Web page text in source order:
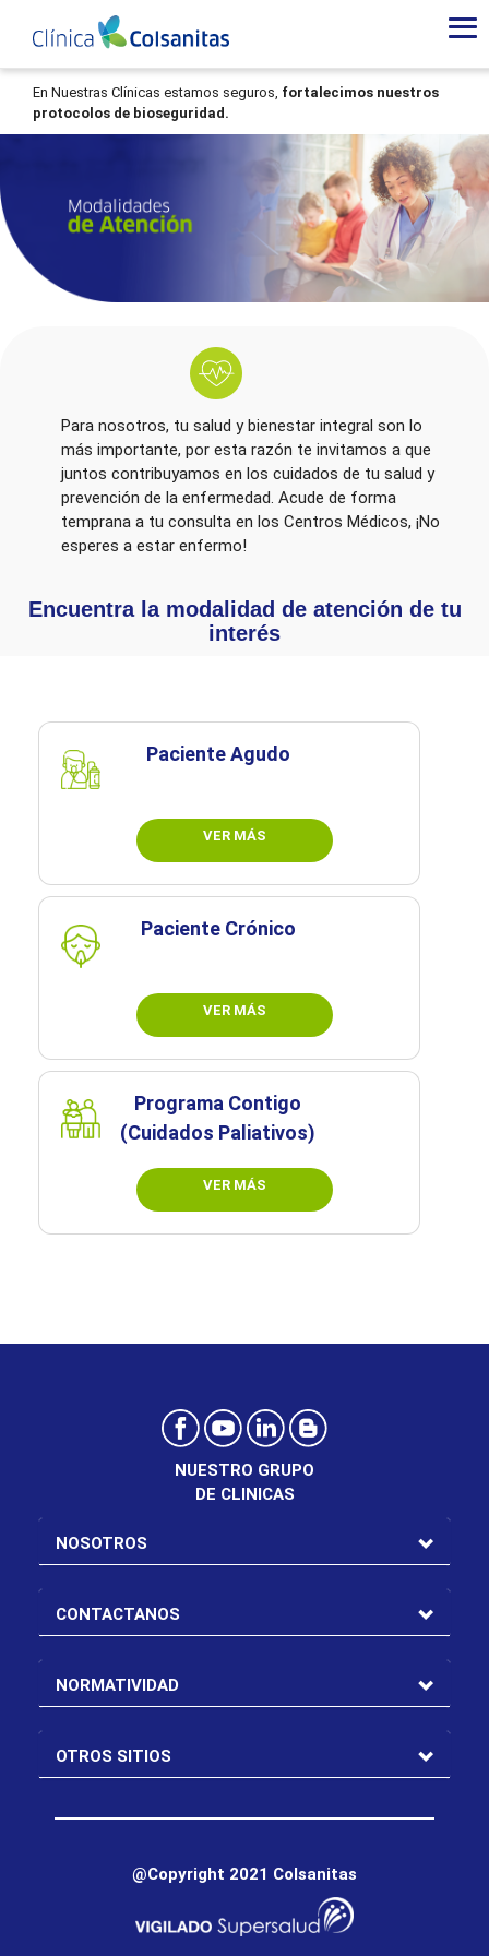
Modalidades
de
Atención
Clinica
Casa
En Nuestras Clínicas estamos seguros, fortalecimos nuestros
protocolos de bioseguridad.
Para nosotros, tu salud y bienestar integral son lo
más importante, por esta razón te invitamos a que
juntos contribuyamos en los cuidados de tu salud y
prevención de la enfermedad. Acude de forma
temprana a tu consulta en los Centros Médicos, ¡No
esperes a estar enfermo!
Encuentra la modalidad de atención de tu
interés
Paciente Agudo
VER MÁS
Paciente Crónico
VER MÁS
Programa Contigo
(Cuidados Paliativos)
VER MÁS
NUESTRO GRUPO
DE CLINICAS
NOSOTROS
CONTACTANOS
NORMATIVIDAD
OTROS SITIOS
@Copyright 2021 Colsanitas